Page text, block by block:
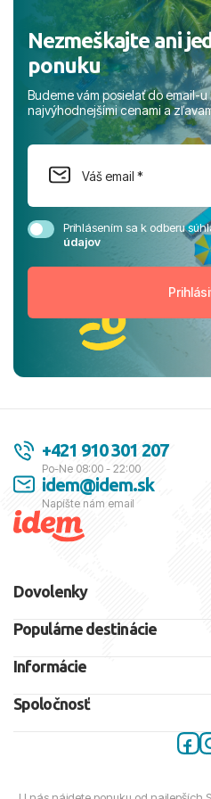
Nezmeškajte ani
ponuku
Budeme vám posielať do email-
najvýhodnejšími cenami a
Prihlásením sa k odberu
údajov
+421 910 301 207
Po-Ne 08:00 - 22:00
idem@idem.sk
Napíšte nám email
Dovolenky
Populárne destinácie
Informácie
Spoločnosť